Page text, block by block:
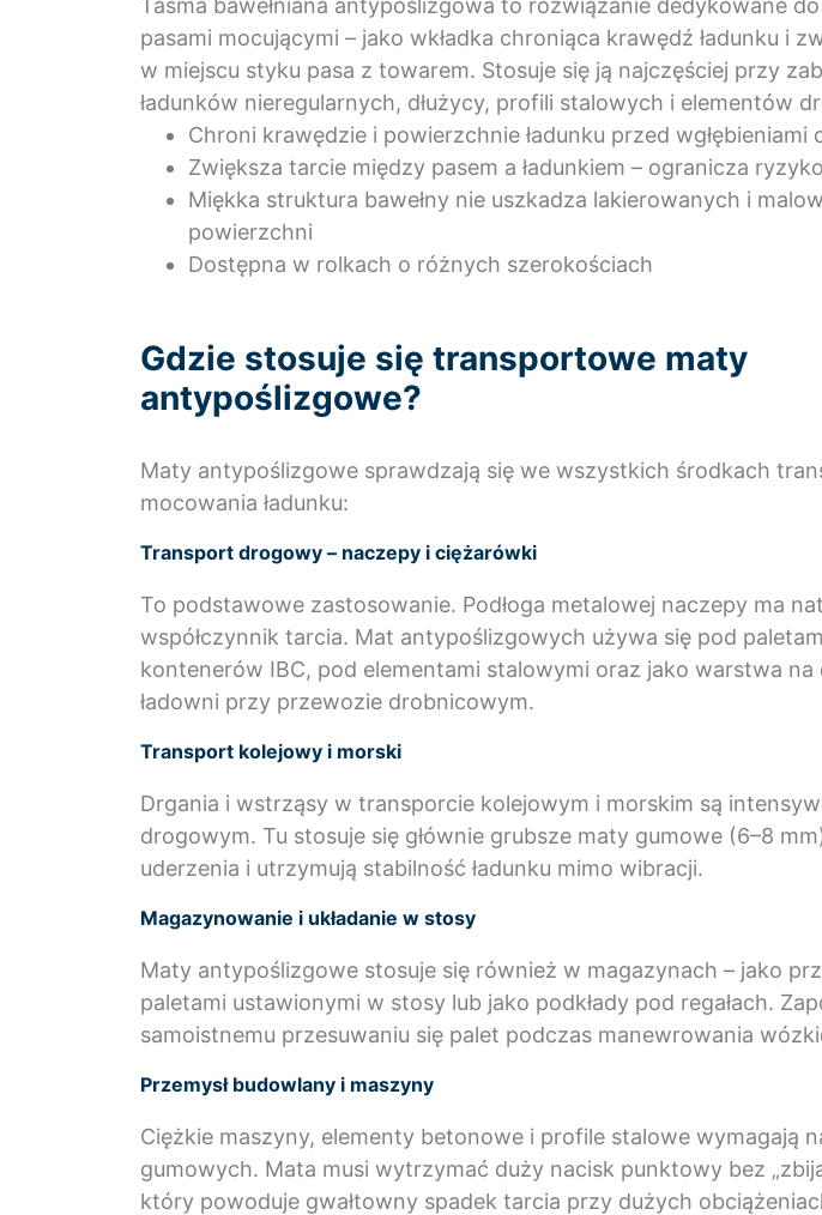
Taśma bawełniana antypoślizgowa to rozwiązanie dedykowane
pasami mocującymi – jako wkładka chroniąca krawędź ładunku i
w miejscu styku pasa z towarem. Stosuje się ją najczęściej przy
ładunków nieregularnych, dłużycy, profili stalowych i elementów
Chroni krawędzie i powierzchnie ładunku przed wgłębieniami
Zwiększa tarcie między pasem a ładunkiem – ogranicza
Miękka struktura bawełny nie uszkadza lakierowanych i
powierzchni
Dostępna w rolkach o różnych szerokościach
Gdzie stosuje się transportowe maty
antypoślizgowe?
Maty antypoślizgowe sprawdzają się we wszystkich środkach
mocowania ładunku:
Transport drogowy – naczepy i ciężarówki
To podstawowe zastosowanie. Podłoga metalowej naczepy ma
współczynnik tarcia. Mat antypoślizgowych używa się pod
kontenerów IBC, pod elementami stalowymi oraz jako warstwa na
ładowni przy przewozie drobnicowym.
Transport kolejowy i morski
Drgania i wstrząsy w transporcie kolejowym i morskim są
drogowym. Tu stosuje się głównie grubsze maty gumowe (6–8
uderzenia i utrzymują stabilność ładunku mimo wibracji.
Magazynowanie i układanie w stosy
Maty antypoślizgowe stosuje się również w magazynach – jako
paletami ustawionymi w stosy lub jako podkłady pod regałach.
samoistnemu przesuwaniu się palet podczas manewrowania
Przemysł budowlany i maszyny
Ciężkie maszyny, elementy betonowe i profile stalowe wymagają
gumowych. Mata musi wytrzymać duży nacisk punktowy bez
który powoduje gwałtowny spadek tarcia przy dużych